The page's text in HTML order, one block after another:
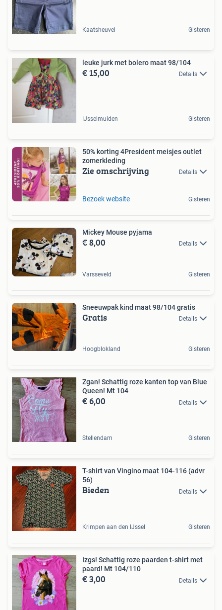
Kaatsheuvel Gisteren
leuke jurk met bolero maat 98/104
€ 15,00 Details
IJsselmuiden Gisteren
50% korting 4President meisjes outlet
zomerkleding
Zie omschrijving Details
Bezoek website Gisteren
Mickey Mouse pyjama
€ 8,00 Details
Varsseveld Gisteren
Sneeuwpak kind maat 98/104 gratis
Gratis Details
Hoogblokland Gisteren
Zgan! Schattig roze kanten top van Blue
Queen! Mt 104
€ 6,00 Details
Stellendam Gisteren
T-shirt van Vingino maat 104-116 (advr
56)
Bieden Details
Krimpen aan den IJssel Gisteren
Izgs! Schattig roze paarden t-shirt met
paard! Mt 104/110
€ 3,00 Details